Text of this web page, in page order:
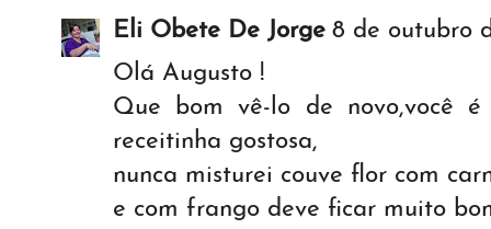
Eli Obete De Jorge 8 de outubro
Olá Augusto !
Que bom vê-lo de novo,você
receitinha gostosa,
nunca misturei couve flor com
e com frango deve ficar muito